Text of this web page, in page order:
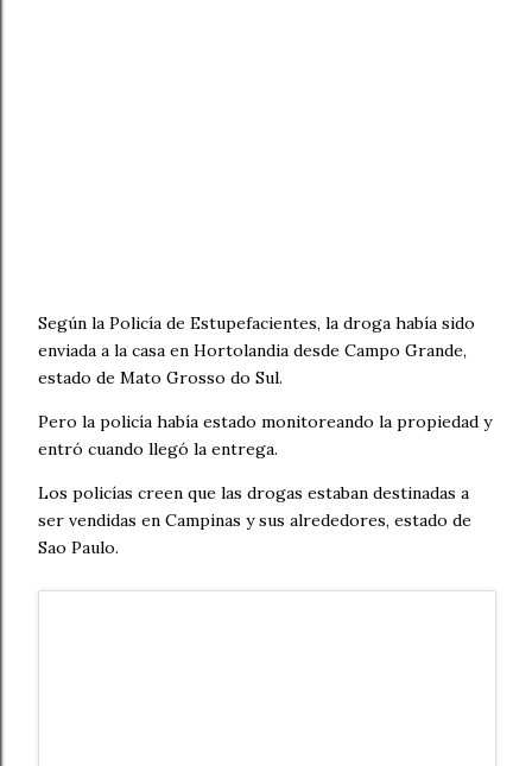
Según la Policía de Estupefacientes, la droga había sido
enviada a la casa en Hortolandia desde Campo Grande,
estado de Mato Grosso do Sul.
Pero la policía había estado monitoreando la propiedad y
entró cuando llegó la entrega.
Los policías creen que las drogas estaban destinadas a
ser vendidas en Campinas y sus alrededores, estado de
Sao Paulo.